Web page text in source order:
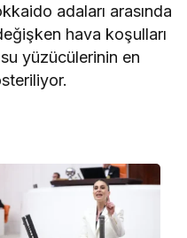
adaları arasında
hava koşulları
yüzücülerinin en